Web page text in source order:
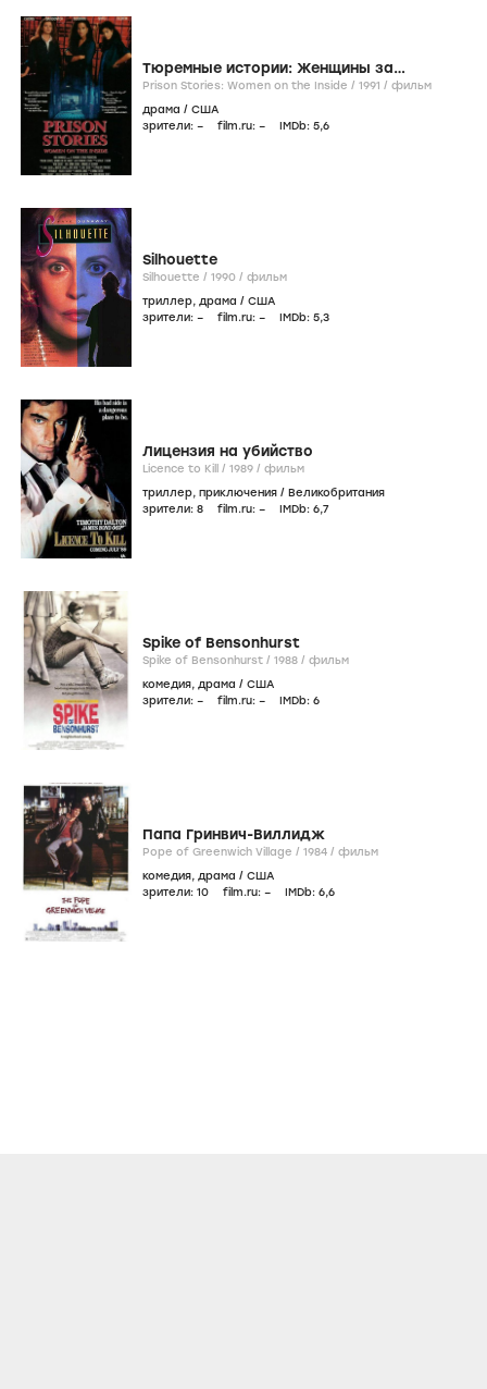
Тюремные истории: Женщины за
решеткой
Prison Stories: Women on the Inside / 1991 / фильм
драма / США
зрители: – film.ru: – IMDb: 5,6
Silhouette
Silhouette / 1990 / фильм
триллер, драма / США
зрители: – film.ru: – IMDb: 5,3
Лицензия на убийство
Licence to Kill / 1989 / фильм
триллер, приключения / Великобритания
зрители: 8 film.ru: – IMDb: 6,7
Spike of Bensonhurst
Spike of Bensonhurst / 1988 / фильм
комедия, драма / США
зрители: – film.ru: – IMDb: 6
Папа Гринвич-Виллидж
Pope of Greenwich Village / 1984 / фильм
комедия, драма / США
зрители: 10 film.ru: – IMDb: 6,6